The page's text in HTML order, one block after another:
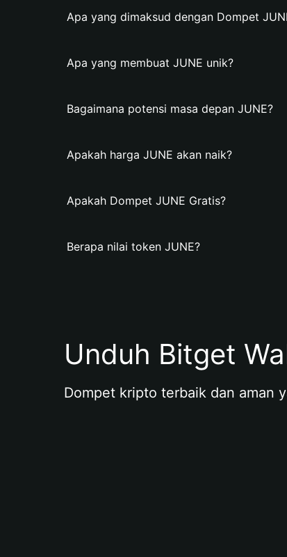
Apa yang dimaksud dengan Dompet
Apa yang membuat JUNE unik?
Bagaimana potensi masa depan JUNE?
Apakah harga JUNE akan naik?
Apakah Dompet JUNE Gratis?
Berapa nilai token JUNE?
Unduh Bitget
Dompet kripto terbaik dan aman